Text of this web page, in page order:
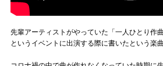
先輩アーティストがやっていた「一人ひとり作
というイベントに出演する際に書いたという楽